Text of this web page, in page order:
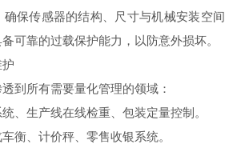
保传感器的结构、尺寸与机械安装空间
可靠的过载保护能力，以防意外损坏。
到所有需要量化管理的领域：
、生产线在线检重、包装定量控制。
衡、计价秤、零售收银系统。